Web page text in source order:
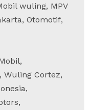
wuling, MPV
, Otomotif,
,
, Wuling Cortez,
,
,